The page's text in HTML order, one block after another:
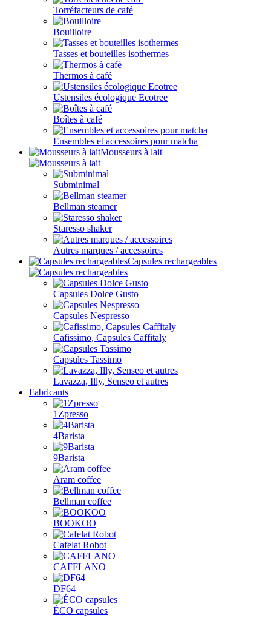
Torréfacteurs de café
Bouilloire
Tasses et bouteilles isothermes
Thermos à café
Ustensiles écologique Ecotree
Boîtes à café
Ensembles et accessoires pour matcha
Mousseurs à lait
Subminimal
Bellman steamer
Staresso shaker
Autres marques / accessoires
Capsules rechargeables
Capsules Dolce Gusto
Capsules Nespresso
Cafissimo, Capsules Caffitaly
Capsules Tassimo
Lavazza, Illy, Senseo et autres
Fabricants
1Zpresso
4Barista
9Barista
Aram coffee
Bellman coffee
BOOKOO
Cafelat Robot
CAFFLANO
DF64
ÉCO capsules